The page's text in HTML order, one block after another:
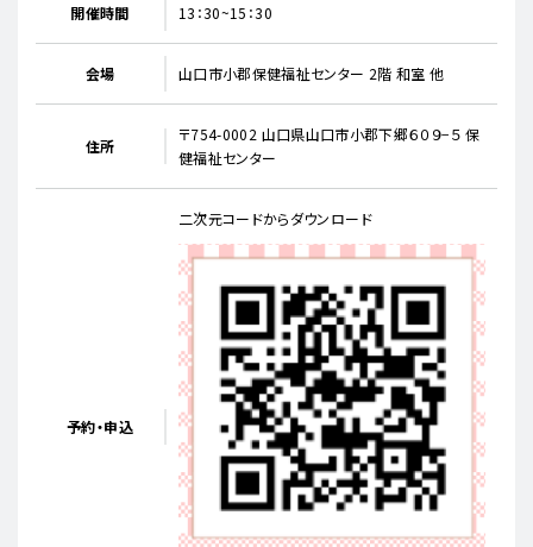
開催時間 13：30~15：30
会場 山口市小郡保健福祉センター 2階 和室 他
住所
〒754-0002 山口県山口市小郡下郷６０９−５ 保
健福祉センター
予約・申込
二次元コードからダウンロード